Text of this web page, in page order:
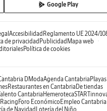
Google Play
AccesibilidadReglamento UE 2024/
de privacidadPublicidadMapa web
Política de cookies
DModaAgenda CantabriaPlayas
Restaurantes en CantabriaDe tiendas
CantabriaHemeroteca
RacingForo EconómicoEmpleo Cantabria
de NavidadLotería del Niño